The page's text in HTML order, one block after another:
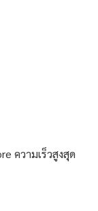
ความเร็วสูงสุด